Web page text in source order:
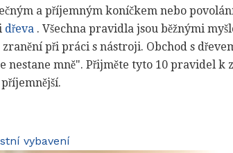
a příjemným koníčkem nebo
dřeva . Všechna pravidla jsou běžnými
při práci s nástroji. Obchod s
nestane mně". Přijměte tyto 10 pravidel k
vybavení